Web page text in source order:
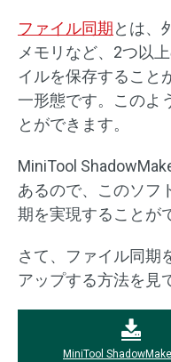
ファイル同期とは、
メモリなど、2つ以
イルを保存すること
一形態です。このよ
とができます。
MiniTool
あるので、このソフ
期を実現することが
さて、ファイル同期
アップする方法を見
MiniTool